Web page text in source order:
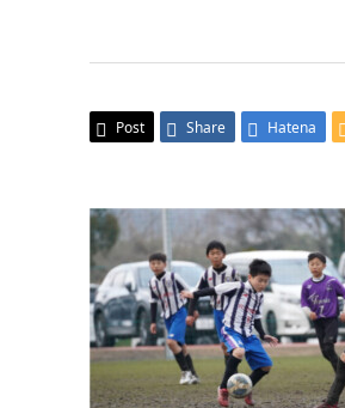
Post Share Hatena